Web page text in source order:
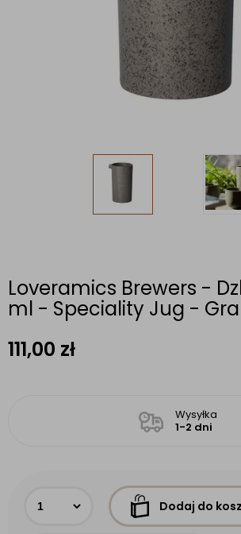
Loveramics Brewers -
ml - Speciality Jug -
111,00 zł
Wysyłka
1-2 dni
Dodaj do